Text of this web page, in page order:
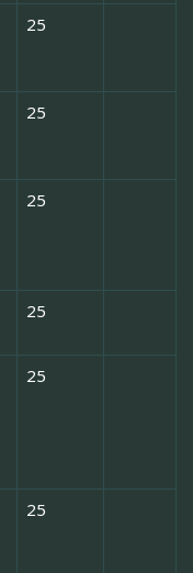
25
25
25
25
25
25